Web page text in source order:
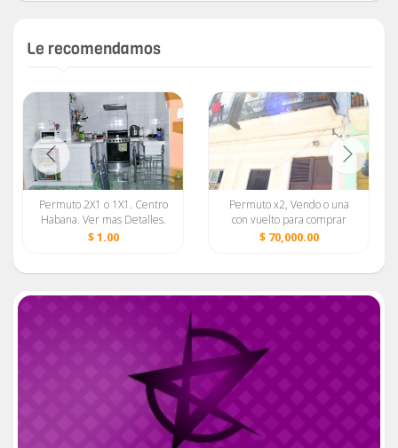
Le recomendamos
Permuto 2X1 o 1X1. Centro
Habana. Ver mas Detalles.
78787466 Ada Mari
$ 1.00
Permuto x2, Vendo o una
con vuelto para comprar
otra
$ 70,000.00